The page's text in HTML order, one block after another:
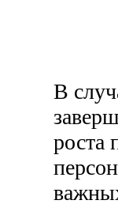
В
роста